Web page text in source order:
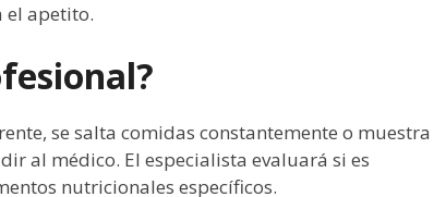
el apetito.
se salta comidas constantemente o muestra
al médico. El especialista evaluará si es
nutricionales específicos.